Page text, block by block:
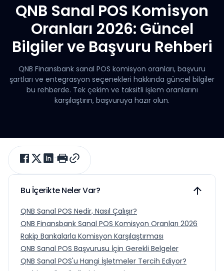
QNB Sanal POS Komisyon
Oranları 2026: Güncel
Bilgiler ve Başvuru Rehberi
QNB Finansbank sanal POS komisyon oranları, başvuru
şartları ve entegrasyon seçenekleri hakkında güncel bilgiler
bu rehberde. Tek çekim ve taksitli işlem oranlarını
karşılaştırın, başvuruya hazır olun.
Bu İçerikte Neler Var?
QNB Sanal POS Nedir, Nasıl Çalışır?
QNB Finansbank Sanal POS Komisyon Oranları 2026
Rakip Bankalarla Komisyon Karşılaştırması
QNB Sanal POS Başvurusu İçin Gerekli Belgeler
QNB Sanal POS'u Hangi İşletmeler Tercih Ediyor?